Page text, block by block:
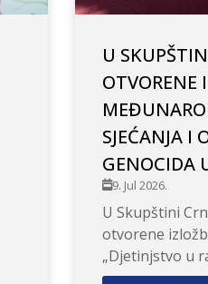
U
OTVORENE
SJEĆANJA I
GENOCIDA
9. Jul 2026.
U Skupštini
otvorene
„Djetinjstvo u